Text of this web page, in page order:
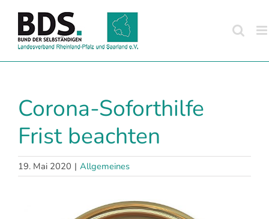
Inhalt
springen
Corona-Soforthilfe
Frist beachten
19. Mai 2020 | Allgemeines